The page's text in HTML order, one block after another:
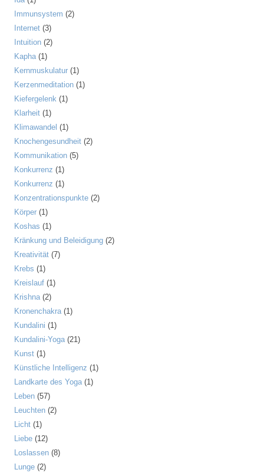
Immunsystem (2)
Internet (3)
Intuition (2)
Kapha(1)
Kernmuskulatur (1)
Kerzenmeditation (1)
Kiefergelenk (1)
Klarheit (1)
Klimawandel (1)
Knochengesundheit (2)
Kommunikation (5)
Konkurrenz (1)
Konkurrenz (1)
Konzentrationspunkte (2)
Körper (1)
Koshas (1)
Kränkung und Beleidigung (2)
Kreativität (7)
Krebs (1)
Kreislauf (1)
Krishna(2)
Kronenchakra(1)
Kundalini (1)
Kundalini-Yoga(21)
Kunst (1)
Künstliche Intelligenz (1)
Landkarte des Yoga(1)
Leben (57)
Leuchten (2)
Licht (1)
Liebe (12)
Loslassen (8)
Lunge (2)